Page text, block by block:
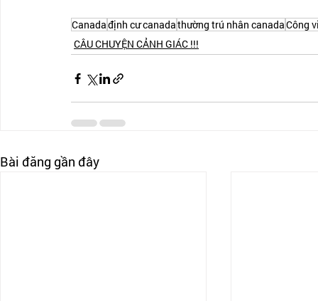
Canadađịnh cư canadathường trú nhân canadaCông
CÂU CHUYỆN CẢNH GIÁC !!!
Bài đăng gần đây